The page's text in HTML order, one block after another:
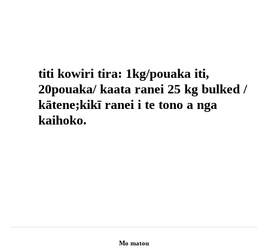
titi kowiri tira: 1kg/pouaka iti,
20pouaka/ kaata ranei 25 kg bulked /
kātene;kikī ranei i te tono a nga
kaihoko.
Mo matou